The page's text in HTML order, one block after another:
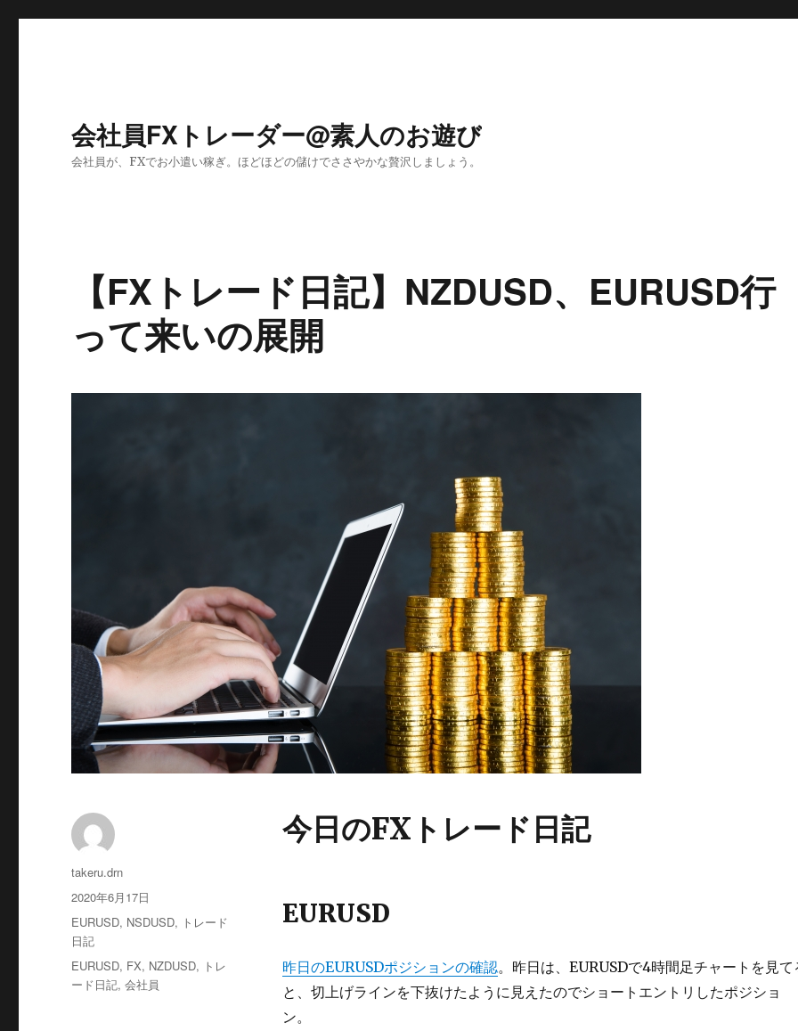
会社員FXトレーダー@素人のお遊び
会社員が、FXでお小遣い稼ぎ。ほどほどの儲けでささやかな贅沢しましょう。
【FXトレード日記】NZDUSD、EURUSD行
って来いの展開
今日のFXトレード日記
EURUSD
昨日のEURUSDポジションの確認。昨日は、EURUSDで4時間足チャートを見て
と、切上げラインを下抜けたように見えたのでショートエントリしたポジショ
ン。
投
稿
takeru.drn
投
稿
日:
2020年6月17日
カ
テ
ゴ
EURUSD, NSDUSD, トレード
日記
タ
グ
EURUSD, FX, NZDUSD, トレ
ード日記,会社員